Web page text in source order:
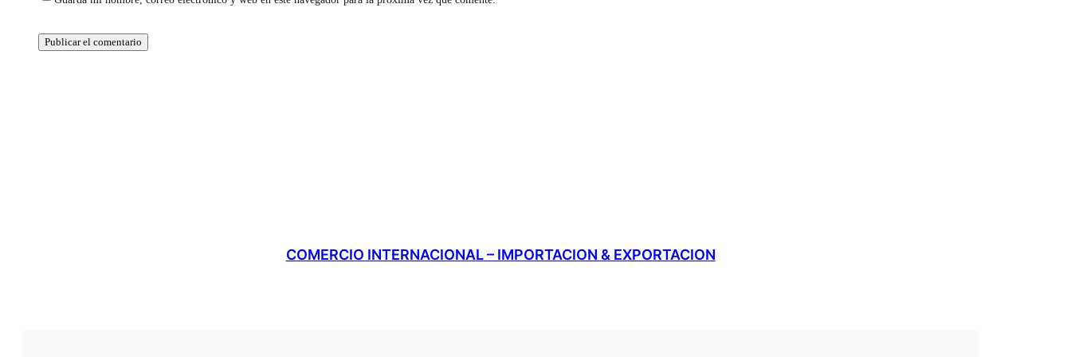
COMERCIO INTERNACIONAL – IMPORTACION & EXPORTACION